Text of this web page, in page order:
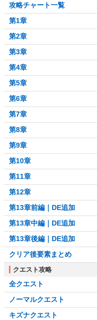
攻略チャート一覧
第1章
第2章
第3章
第4章
第5章
第6章
第7章
第8章
第9章
第10章
第11章
第12章
第13章前編｜DE追加
第13章中編｜DE追加
第13章後編｜DE追加
クリア後要素まとめ
クエスト攻略
全クエスト
ノーマルクエスト
キズナクエスト